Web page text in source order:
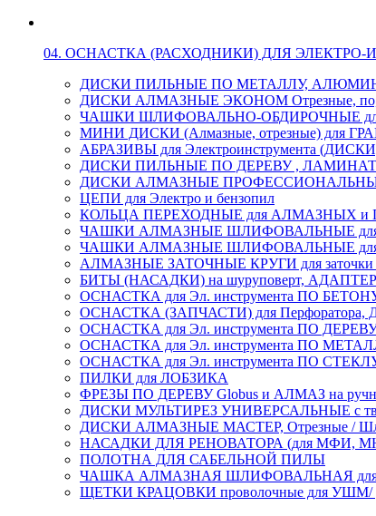
04. ОСНАСТКА (РАСХОДНИКИ) ДЛЯ ЭЛЕКТРО-
ДИСКИ ПИЛЬНЫЕ ПО МЕТАЛЛУ,
ДИСКИ АЛМАЗНЫЕ ЭКОНОМ Отрезные, по,
ЧАШКИ ШЛИФОВАЛЬНО-ОБДИРОЧНЫЕ
МИНИ ДИСКИ (Алмазные, отрезные) для
АБРАЗИВЫ для Электроинструмента
ДИСКИ ПИЛЬНЫЕ ПО ДЕРЕВУ ,
ДИСКИ АЛМАЗНЫЕ ПРОФЕССИОНАЛЬНЫЕ
ЦЕПИ для Электро и бензопил
КОЛЬЦА ПЕРЕХОДНЫЕ для АЛМАЗНЫХ
ЧАШКИ АЛМАЗНЫЕ ШЛИФОВАЛЬНЫЕ
ЧАШКИ АЛМАЗНЫЕ ШЛИФОВАЛЬНЫЕ для
АЛМАЗНЫЕ ЗАТОЧНЫЕ КРУГИ для заточки и
БИТЫ (НАСАДКИ) на шуруповерт,
ОСНАСТКА для Эл. инструмента ПО
ОСНАСТКА (ЗАПЧАСТИ) для Перфоратора,
ОСНАСТКА для Эл. инструмента ПО
ОСНАСТКА для Эл. инструмента ПО
ОСНАСТКА для Эл. инструмента ПО
ПИЛКИ для ЛОБЗИКА
ФРЕЗЫ ПО ДЕРЕВУ Globus и АЛМАЗ на
ДИСКИ МУЛЬТИРЕЗ УНИВЕРСАЛЬНЫЕ с
ДИСКИ АЛМАЗНЫЕ МАСТЕР, Отрезные /
НАСАДКИ ДЛЯ РЕНОВАТОРА (для МФИ,
ПОЛОТНА ДЛЯ САБЕЛЬНОЙ ПИЛЫ
ЧАШКА АЛМАЗНАЯ ШЛИФОВАЛЬНАЯ для УШМ,
ЩЕТКИ КРАЦОВКИ проволочные для